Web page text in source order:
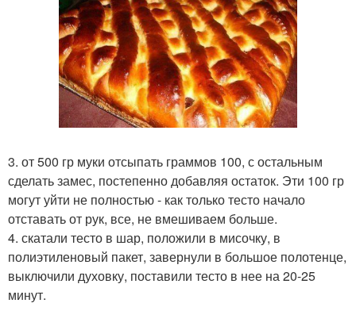
3. от 500 гр муки отсыпать граммов 100, с остальным
сделать замес, постепенно добавляя остаток. Эти 100 гр
могут уйти не полностью - как только тесто начало
отставать от рук, все, не вмешиваем больше.
4. скатали тесто в шар, положили в мисочку, в
полиэтиленовый пакет, завернули в большое полотенце,
выключили духовку, поставили тесто в нее на 20-25
минут.